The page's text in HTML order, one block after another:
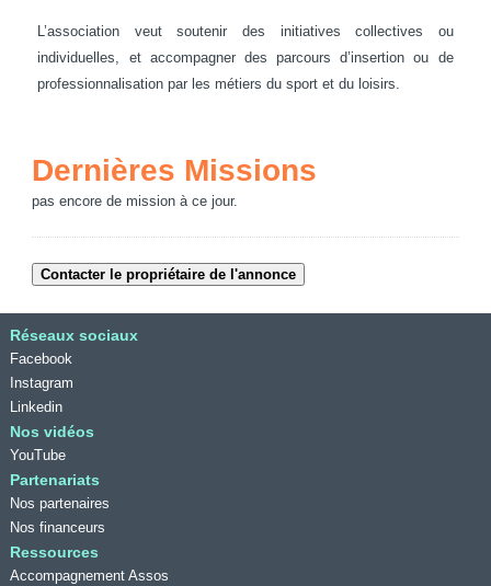
L’association veut soutenir des initiatives collectives ou
individuelles, et accompagner des parcours d’insertion ou de
professionnalisation par les métiers du sport et du loisirs.
Dernières Missions
pas encore de mission à ce jour.
Réseaux sociaux
Facebook
Instagram
Linkedin
Nos vidéos
YouTube
Partenariats
Nos partenaires
Nos financeurs
Ressources
Accompagnement Assos